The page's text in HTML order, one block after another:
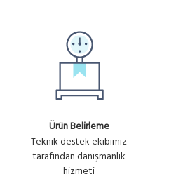
Ürün Belirleme
Teknik destek ekibimiz
tarafından danışmanlık
hizmeti